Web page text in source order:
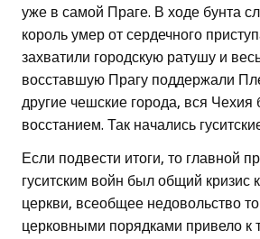
уже в самой Праге. В ходе бунта
король умер от сердечного
захватили городскую ратушу и
восставшую Прагу поддержали
другие чешские города, вся
восстанием. Так начались
Если подвести итоги, то главной
гуситским войн был общий кризис
церкви, всеобщее недовольство
церковными порядками привело к